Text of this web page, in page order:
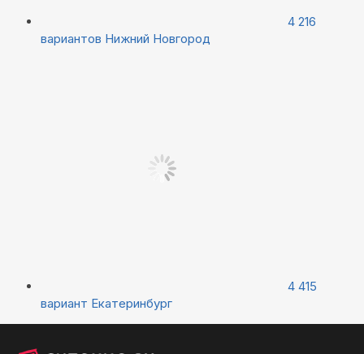
4 216
вариантов Нижний Новгород
4 415
вариант Екатеринбург